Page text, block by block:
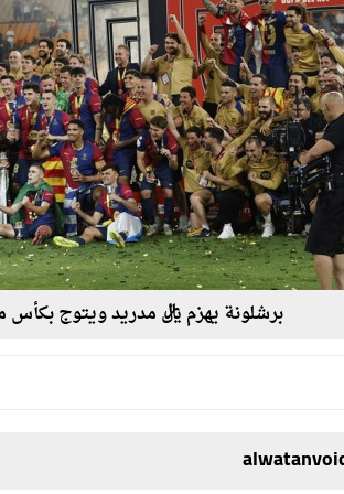
برشلونة يهزم ريال مدريد ويتوج بكأس